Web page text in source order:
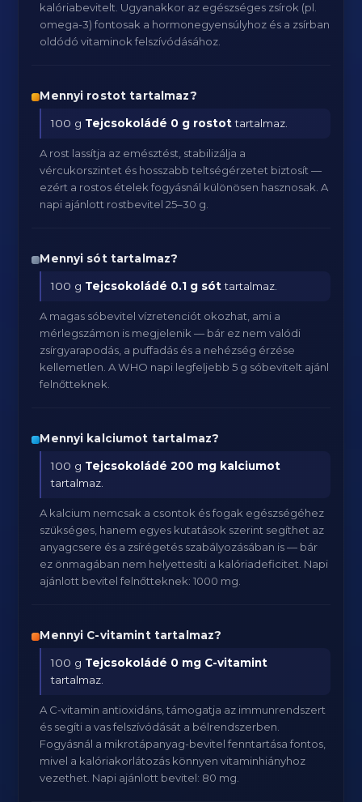
kalóriabevitelt. Ugyanakkor az egészséges zsírok (pl.
omega-3) fontosak a hormonegyensúlyhoz és a zsírban
oldódó vitaminok felszívódásához.
Mennyi rostot tartalmaz?
100 g Tejcsokoládé 0 g rostottartalmaz.
A rost lassítja az emésztést, stabilizálja a
vércukorszintet és hosszabb teltségérzetet biztosít —
ezért a rostos ételek fogyásnál különösen hasznosak. A
napi ajánlott rostbevitel 25–30 g.
Mennyi sót tartalmaz?
100 g Tejcsokoládé 0.1 g sóttartalmaz.
A magas sóbevitel vízretenciót okozhat, ami a
mérlegszámon is megjelenik — bár ez nem valódi
zsírgyarapodás, a puffadás és a nehézség érzése
kellemetlen. A WHO napi legfeljebb 5 g sóbevitelt ajánl
felnőtteknek.
Mennyi kalciumot tartalmaz?
100 g Tejcsokoládé 200 mg kalciumot
tartalmaz.
A kalcium nemcsak a csontok és fogak egészségéhez
szükséges, hanem egyes kutatások szerint segíthet az
anyagcsere és a zsírégetés szabályozásában is — bár
ez önmagában nem helyettesíti a kalóriadeficitet. Napi
ajánlott bevitel felnőtteknek: 1000 mg.
Mennyi C-vitamint tartalmaz?
100 g Tejcsokoládé 0 mg C-vitamint
tartalmaz.
A C-vitamin antioxidáns, támogatja az immunrendszert
és segíti a vas felszívódását a bélrendszerben.
Fogyásnál a mikrotápanyag-bevitel fenntartása fontos,
mivel a kalóriakorlátozás könnyen vitaminhiányhoz
vezethet. Napi ajánlott bevitel: 80 mg.